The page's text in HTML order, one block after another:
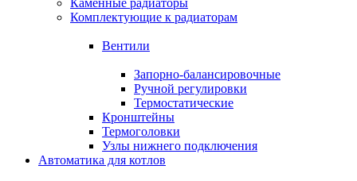
Каменные радиаторы
Комплектующие к радиаторам
Вентили
Запорно-балансировочные
Ручной регулировки
Термостатические
Кронштейны
Термоголовки
Узлы нижнего подключения
Автоматика для котлов